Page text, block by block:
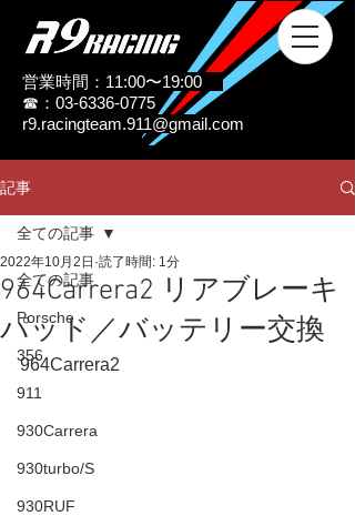
営業時間：11:00〜19:00
☎：03-6336-0775
r9.racingteam.911@gmail.com
記事
全ての記事
Porsche
356
911
930Carrera
930turbo/S
930RUF
全ての記事
964Carrera2 リアブレーキ
パッド／バッテリー交換
2022年10月2日 読了時間: 1分
964Carrera2